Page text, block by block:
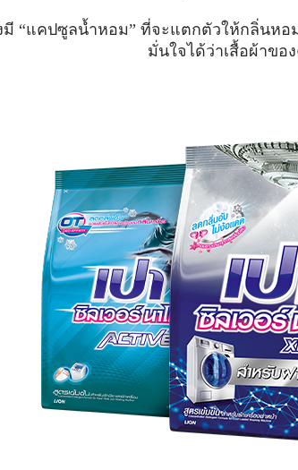
มี “แคปซูลน้ำหอม” ที่จะแตกตัวให้กลิ่นหอ
มั่นใจได้ว่าเสื้อผ้าข